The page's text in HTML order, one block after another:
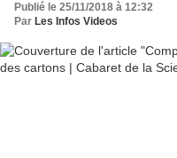
Publié le 25/11/2018 à 12:32
Par Les Infos Videos